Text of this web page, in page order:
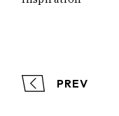
PREV